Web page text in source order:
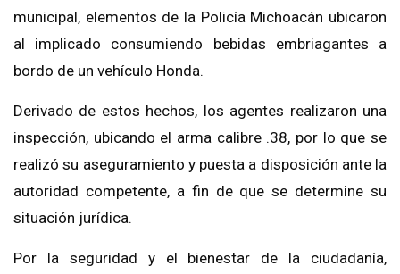
municipal, elementos de la Policía Michoacán ubicaron
al implicado consumiendo bebidas embriagantes a
bordo de un vehículo Honda.
Derivado de estos hechos, los agentes realizaron una
inspección, ubicando el arma calibre .38, por lo que se
realizó su aseguramiento y puesta a disposición ante la
autoridad competente, a fin de que se determine su
situación jurídica.
Por la seguridad y el bienestar de la ciudadanía,